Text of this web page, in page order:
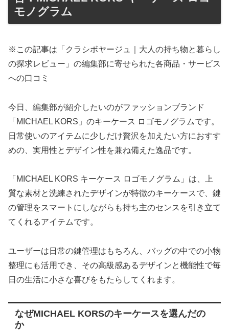
モノグラム
※この記事は「クラシボヤージュ｜大人の持ち物と暮らし
の探求レビュー」の編集部に寄せられた各商品・サービス
への口コミ
今日、編集部が紹介したいのがファッションブランド
「MICHAEL KORS」のキーケース ロゴモノグラムです。
日常使いのアイテムに少しだけ贅沢を加えたい方におすす
めの、実用性とデザイン性を兼ね備えた逸品です。
「MICHAEL KORS キーケース ロゴモノグラム」は、上
質な素材と洗練されたデザインが特徴のキーケースで、鍵
の管理をスマートにしながらも持ち主のセンスを引き立て
てくれるアイテムです。
ユーザーは日常の鍵管理はもちろん、バッグの中での小物
整理にも活用でき、その高級感あるデザインと機能性で毎
日の生活に小さな喜びをもたらしてくれます。
なぜMICHAEL KORSのキーケースを選んだの
か